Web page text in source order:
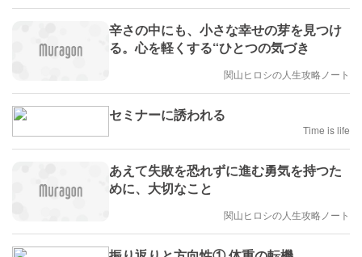
辛さの中にも、小さな幸せの芽を見つけ
る。心を軽くする“ひとつの気づき
関山ヒロシの人生攻略ノート
セミナーに誘われる
Time is life
あえて失敗を恐れずに進む勇気を持つた
めに、大切なこと
関山ヒロシの人生攻略ノート